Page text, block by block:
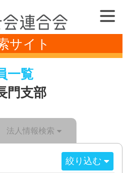
サイト
一覧
門支部
法人情報検索
絞り込む